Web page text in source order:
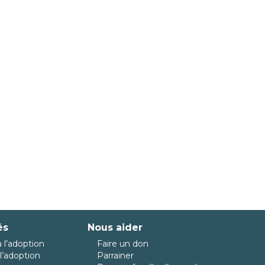
l’adoption
Nous aider
Faire un don
Parrainer